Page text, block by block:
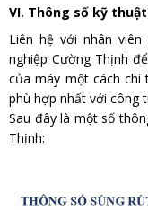
VI. Thông số kỹ thuật
Liên hệ với nhân
nghiệp Cường Thịnh
của máy một cách
phù hợp nhất với công
Sau đây là một số
Thịnh: